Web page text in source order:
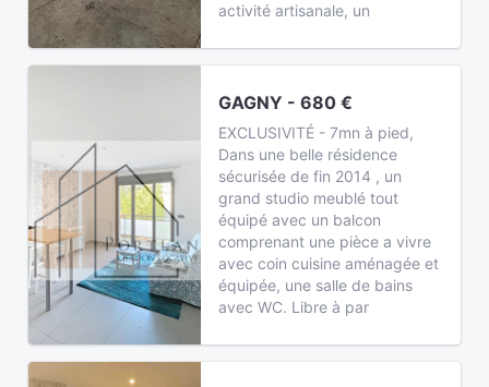
activité artisanale, un
GAGNY - 680 €
EXCLUSIVITÉ - 7mn à pied,
Dans une belle résidence
sécurisée de fin 2014 , un
grand studio meublé tout
équipé avec un balcon
comprenant une pièce a vivre
avec coin cuisine aménagée et
équipée, une salle de bains
avec WC. Libre à par